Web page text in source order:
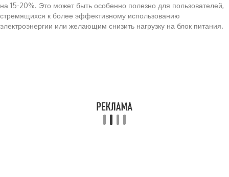
на 15-20%. Это может быть особенно полезно для пользователей,
стремящихся к более эффективному использованию
электроэнергии или желающим снизить нагрузку на блок питания.